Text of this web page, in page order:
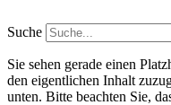
Inhalt
springen
Suche
Sie sehen gerade einen
den eigentlichen Inhalt
unten. Bitte beachten Sie,